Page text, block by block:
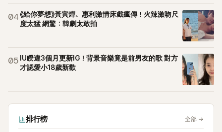
04《給你夢想》黃寅燁、惠利激情床戲瘋傳！火辣激吻尺
度太猛 網驚：韓劇太敢拍
05 IU睽違3個月更新IG！背景音樂竟是前男友的歌 對方
才認愛小18歲新歡
排行榜 全部 →